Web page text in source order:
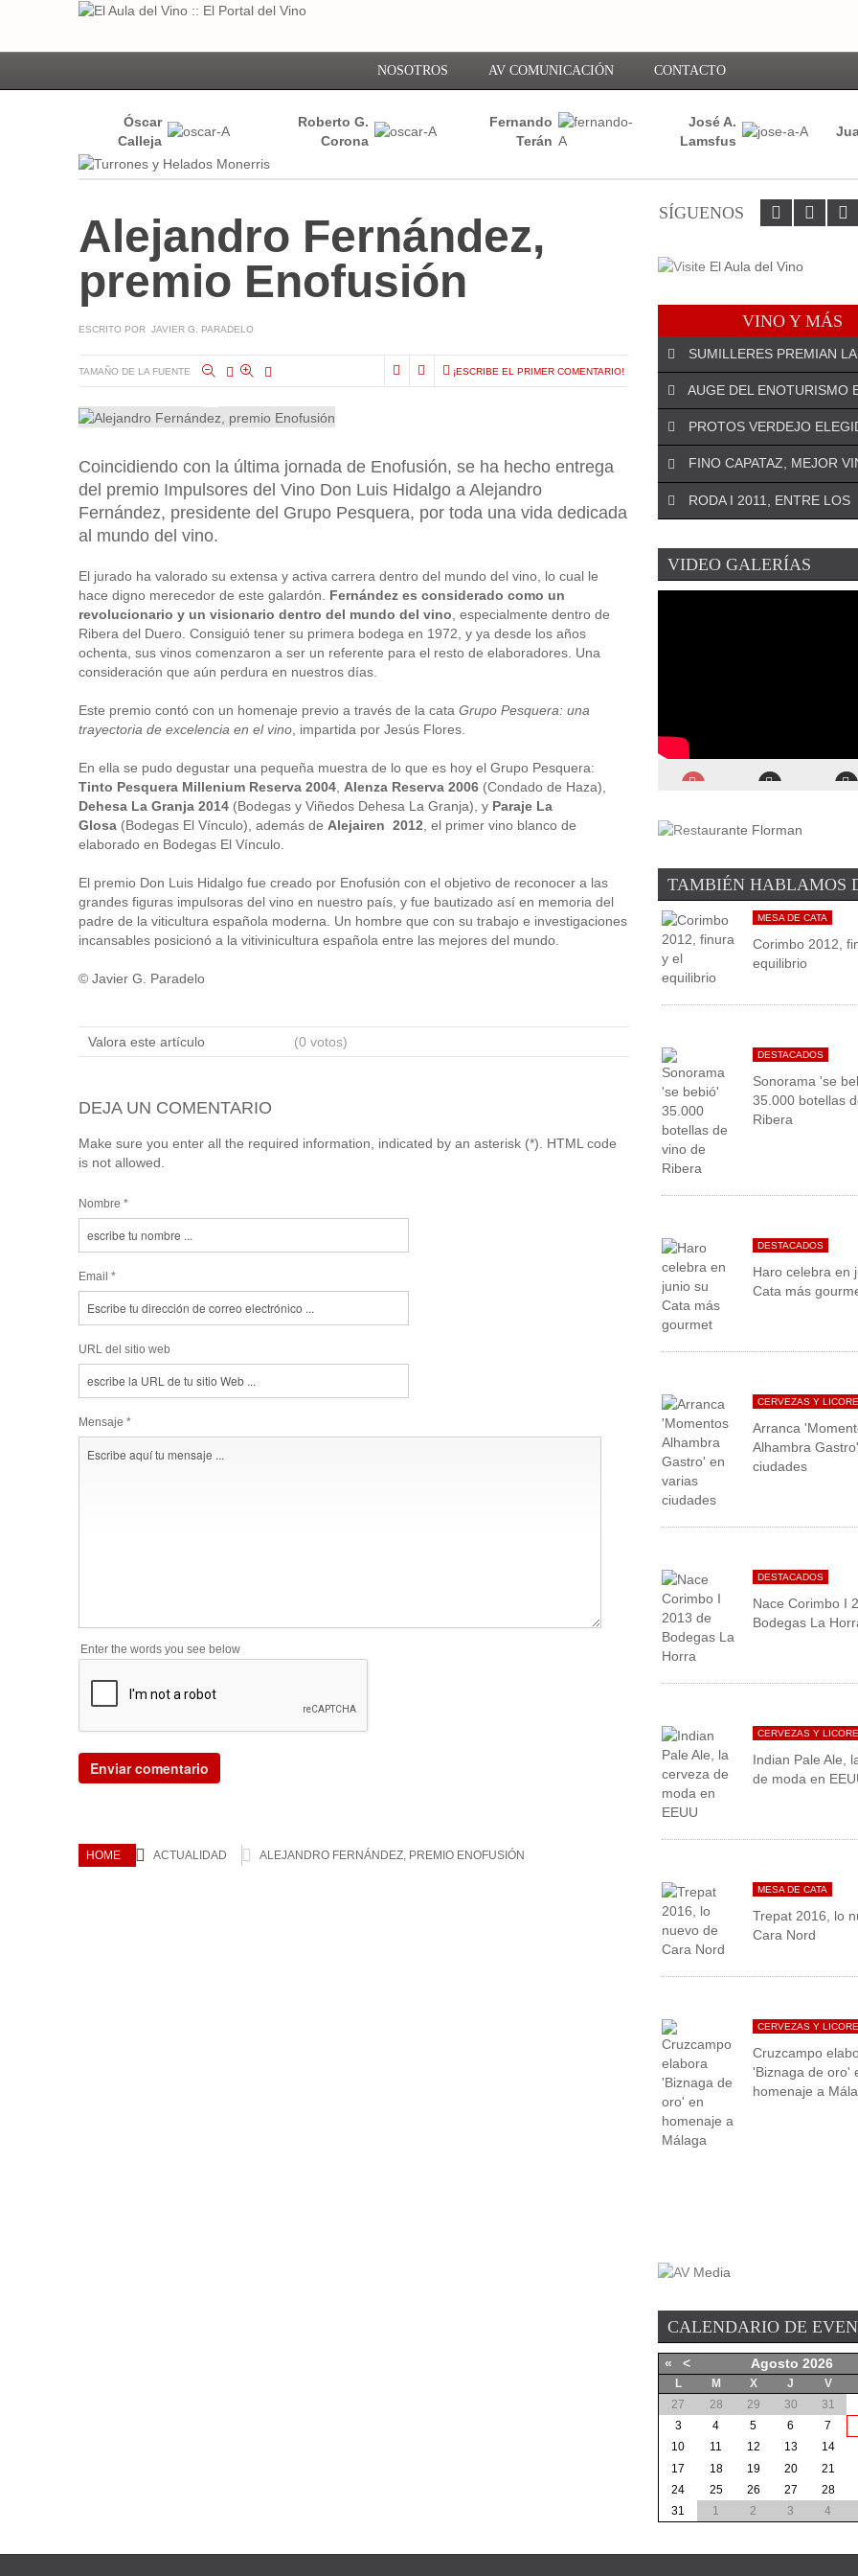
NOSOTROS AV COMUNICACIÓN CONTACTO
Óscar
Calleja
Roberto G.
Corona
Fernando
Terán
José A.
Lamsfus
Alejandro Fernández,
premio Enofusión
ESCRITO POR JAVIER G. PARADELO
TAMAÑO DE LA FUENTE ¡ESCRIBE EL PRIMER COMENTARIO!
Coincidiendo con la última jornada de Enofusión, se ha hecho entrega
del premio Impulsores del Vino Don Luis Hidalgo a Alejandro
Fernández, presidente del Grupo Pesquera, por toda una vida dedicada
al mundo del vino.
El jurado ha valorado su extensa y activa carrera dentro del mundo del vino, lo cual le
hace digno merecedor de este galardón.
Fernández es considerado como un
revolucionario y un visionario dentro del mundo del vino , especialmente dentro de
Ribera del Duero. Consiguió tener su primera bodega en 1972, y ya desde los años
ochenta, sus vinos comenzaron a ser un referente para el resto de elaboradores. Una
consideración que aún perdura en nuestros días.
Este premio contó con un homenaje previo a través de la cata Grupo Pesquera: una
trayectoria de excelencia en el vino , impartida por Jesús Flores.
En ella se pudo degustar una pequeña muestra de lo que es hoy el Grupo Pesquera:
Tinto Pesquera Millenium Reserva 2004 Alenza Reserva 2006 (Condado de Haza),
Dehesa La Granja 2014 (Bodegas y Viñedos Dehesa La Granja), y Paraje La
Glosa (Bodegas El Vínculo), además de Alejairen 2012 , el primer vino blanco de
elaborado en Bodegas El Vínculo.
El premio Don Luis Hidalgo fue creado por Enofusión con el objetivo de reconocer a las
grandes figuras impulsoras del vino en nuestro país, y fue bautizado así en memoria del
padre de la viticultura española moderna. Un hombre que con su trabajo e investigaciones
incansables posicionó a la vitivinicultura española entre las mejores del mundo.
© Javier G. Paradelo
Valora este artículo (0 votos)
DEJA UN COMENTARIO
Make sure you enter all the required information, indicated by an asterisk (*). HTML code
is not allowed.
Nombre *
Email *
URL del sitio web
Mensaje *
Enter the words you see below
HOME ACTUALIDAD ALEJANDRO FERNÁNDEZ, PREMIO ENOFUSIÓN
SÍGUENOS
VINO Y MÁS
SUMILLERES PREMIAN LA
El especialista riojano José
para ...
AUGE DEL ENOTURISMO
¡DEJA EL PRIMER COMENTARIO!
La Denominación de Origen de
encumbra a la uva Monastrell
PROTOS VERDEJO
La conocida revista
Wine Spectatorha elegido a
Verdejo como el mejor
FINO CAPATAZ, MEJOR
¡DEJA EL PRIMER COMENTARIO!
El Ministerio de Agricultura ha
RODA I 2011, ENTRE LOS
VIDEO GALERÍAS
TAMBIÉN HABLAMOS
MESA DE CATA
Corimbo 2012,
equilibrio
DESTACADOS
Sonorama 'se
35.000 botellas
Ribera
DESTACADOS
Haro celebra en
Cata más
CERVEZAS Y
Arranca
Alhambra
ciudades
DESTACADOS
Nace Corimbo I
Bodegas La
CERVEZAS Y
Indian Pale Ale,
de moda en
MESA DE CATA
Trepat 2016, lo
Cara Nord
CERVEZAS Y
Cruzcampo
'Biznaga de oro'
homenaje a
CALENDARIO DE
« < Agosto 2026
L M X J V
27
28 29 30 31
3
4 5 6 7
10
11 12 13 14
17
18 19 20 21
24
25 26 27 28
31
1 2 3 4